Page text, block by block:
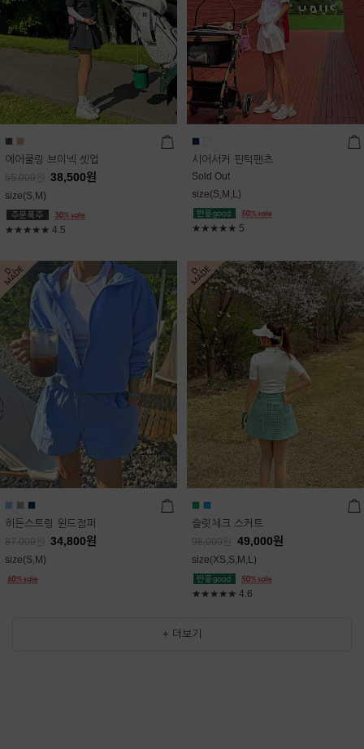
에어쿨링 브이넥 셋업
55,000 38,500원
size(S,M)
★★★★★ 4.5
시어서커 핀턱팬츠
Sold Out
size(S,M,L)
★★★★★ 5
히든스트링 윈드점퍼
87,000 34,800원
size(S,M)
슬릿체크 스커트
98,000 49,000원
size(XS,S,M,L)
★★★★★ 4.6
+ 더보기